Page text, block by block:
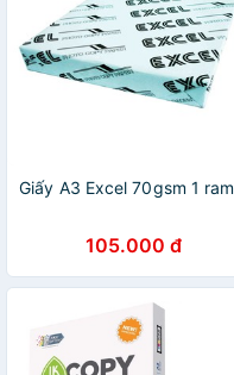
Giấy A3 Excel 70gsm 1 ram
105.000 đ